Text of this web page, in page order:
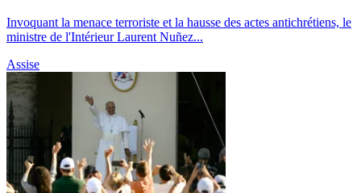
Invoquant la menace terroriste et la hausse des actes antichrétiens, le
ministre de l'Intérieur Laurent Nuñez...
Assise